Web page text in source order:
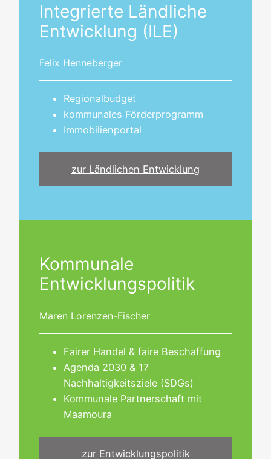
Integrierte Ländliche
Entwicklung (ILE)
Felix Henneberger
Regionalbudget
kommunales Förderprogramm
Immobilienportal
zur Ländlichen Entwicklung
Kommunale
Entwicklungspolitik
Maren Lorenzen-Fischer
Fairer Handel & faire Beschaffung
Agenda 2030 & 17
Nachhaltigkeitsziele (SDGs)
Kommunale Partnerschaft mit
Maamoura
zur Entwicklungspolitik